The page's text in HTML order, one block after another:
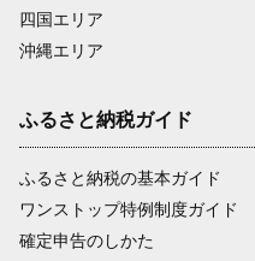
四国エリア
沖縄エリア
ふるさと納税ガイド
ふるさと納税の基本ガイド
ワンストップ特例制度ガイド
確定申告のしかた